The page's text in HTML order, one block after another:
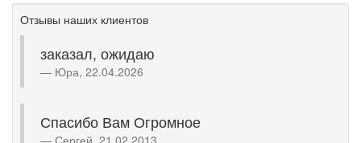
Отзывы наших клиентов
заказал, ожидаю
Юра, 22.04.2026
Спасибо Вам Огромное
Сергей, 21.02.2013